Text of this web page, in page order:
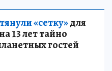
«сетку»для
13 лет тайно
гостей